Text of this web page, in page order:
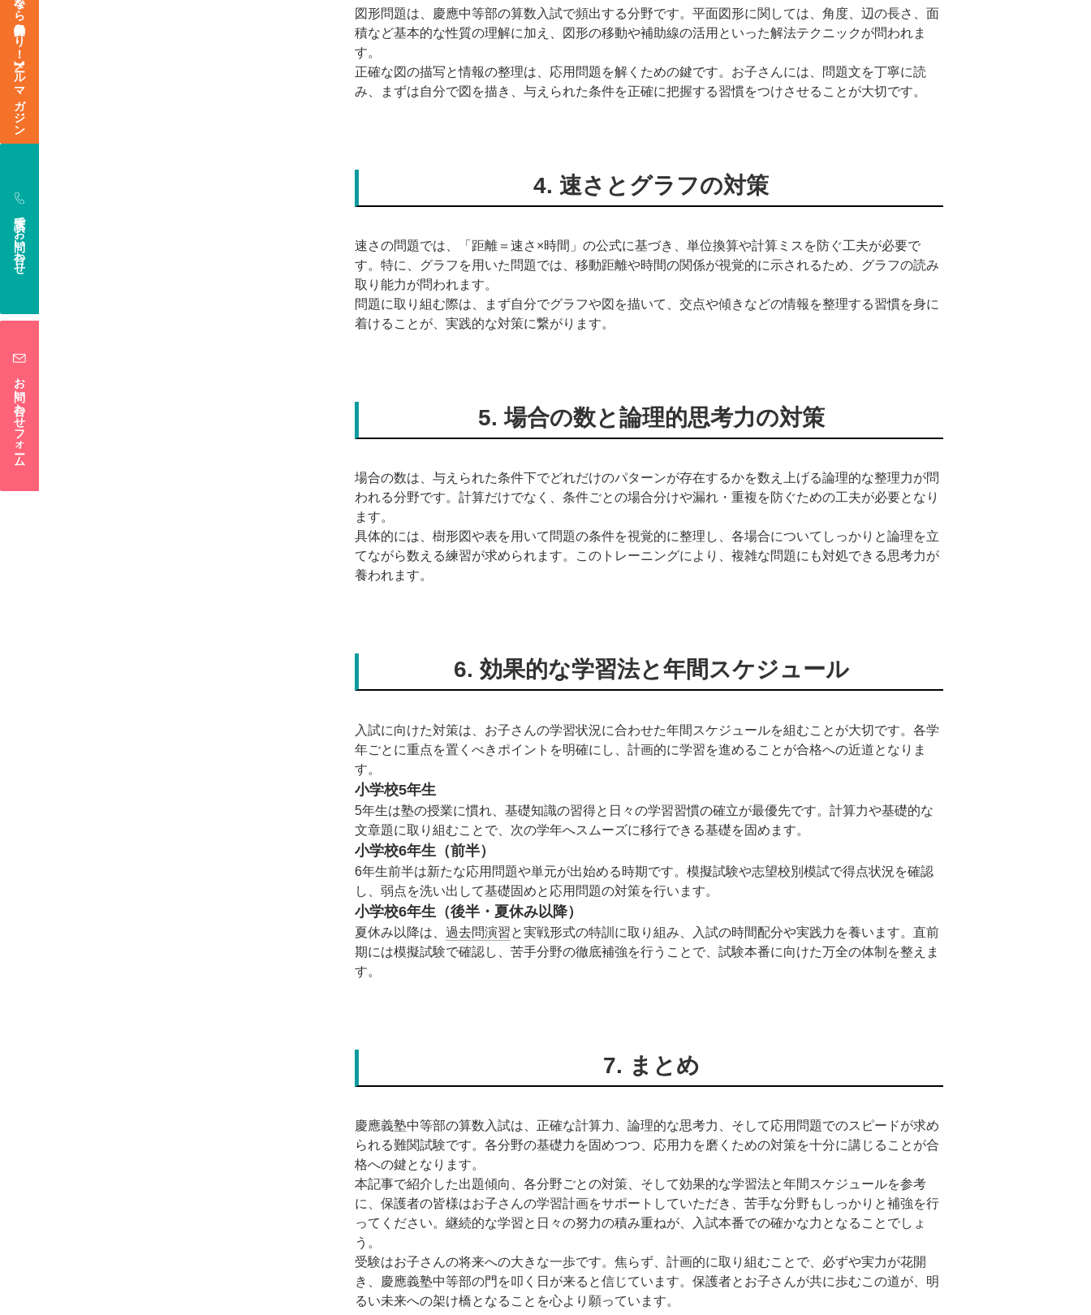
図形問題は、慶應中等部の算数入試で頻出する分野です。平面図形に関しては、角度、辺の長さ、面
積など基本的な性質の理解に加え、図形の移動や補助線の活用といった解法テクニックが問われま
す。
正確な図の描写と情報の整理は、応用問題を解くための鍵です。お子さんには、問題文を丁寧に読
み、まずは自分で図を描き、与えられた条件を正確に把握する習慣をつけさせることが大切です。
4. 速さとグラフの対策
速さの問題では、「距離＝速さ×時間」の公式に基づき、単位換算や計算ミスを防ぐ工夫が必要で
す。特に、グラフを用いた問題では、移動距離や時間の関係が視覚的に示されるため、グラフの読み
取り能力が問われます。
問題に取り組む際は、まず自分でグラフや図を描いて、交点や傾きなどの情報を整理する習慣を身に
着けることが、実践的な対策に繋がります。
5. 場合の数と論理的思考力の対策
場合の数は、与えられた条件下でどれだけのパターンが存在するかを数え上げる論理的な整理力が問
われる分野です。計算だけでなく、条件ごとの場合分けや漏れ・重複を防ぐための工夫が必要となり
ます。
具体的には、樹形図や表を用いて問題の条件を視覚的に整理し、各場合についてしっかりと論理を立
てながら数える練習が求められます。このトレーニングにより、複雑な問題にも対処できる思考力が
養われます。
6. 効果的な学習法と年間スケジュール
入試に向けた対策は、お子さんの学習状況に合わせた年間スケジュールを組むことが大切です。各学
年ごとに重点を置くべきポイントを明確にし、計画的に学習を進めることが合格への近道となりま
す。
小学校5年生
5年生は塾の授業に慣れ、基礎知識の習得と日々の学習習慣の確立が最優先です。計算力や基礎的な
文章題に取り組むことで、次の学年へスムーズに移行できる基礎を固めます。
小学校6年生（前半）
6年生前半は新たな応用問題や単元が出始める時期です。模擬試験や志望校別模試で得点状況を確認
し、弱点を洗い出して基礎固めと応用問題の対策を行います。
小学校6年生（後半・夏休み以降）
夏休み以降は、 過去問演習と実戦形式の特訓に取り組み、入試の時間配分や実践力を養います。直前
期には模擬試験で確認し、苦手分野の徹底補強を行うことで、試験本番に向けた万全の体制を整えま
す。
7. まとめ
慶應義塾中等部の算数入試は、正確な計算力、論理的な思考力、そして応用問題でのスピードが求め
られる難関試験です。各分野の基礎力を固めつつ、応用力を磨くための対策を十分に講じることが合
格への鍵となります。
本記事で紹介した出題傾向、各分野ごとの対策、そして効果的な学習法と年間スケジュールを参考
に、保護者の皆様はお子さんの学習計画をサポートしていただき、苦手な分野もしっかりと補強を行
ってください。継続的な学習と日々の努力の積み重ねが、入試本番での確かな力となることでしょ
う。
受験はお子さんの将来への大きな一歩です。焦らず、計画的に取り組むことで、必ずや実力が花開
き、慶應義塾中等部の門を叩く日が来ると信じています。保護者とお子さんが共に歩むこの道が、明
るい未来への架け橋となることを心より願っています。
【今なら登録特典あり！】メールマガジン
電話でお問い合わせ
お問い合わせフォーム